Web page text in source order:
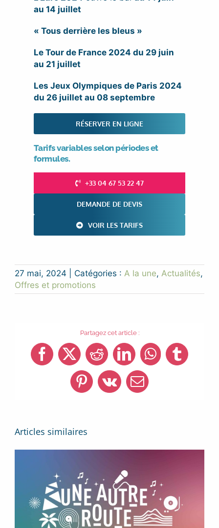
au 14 juillet
« Tous derrière les bleus »
Le Tour de France 2024 du 29 juin
au 21 juillet
Les Jeux Olympiques de Paris 2024
du 26 juillet au 08 septembre
RÉSERVER EN LIGNE
Tarifs variables selon périodes et
formules.
+33 04 67 53 22 47
DEMANDE DE DEVIS
VOIR LES TARIFS
27 mai, 2024 Catégories : A la une, Actualités,
Offres et promotions
Partagez cet article :
Facebook
X RedditLinkedInWhatsApp
Tumblr
Pinterest
Vk Email
Articles similaires